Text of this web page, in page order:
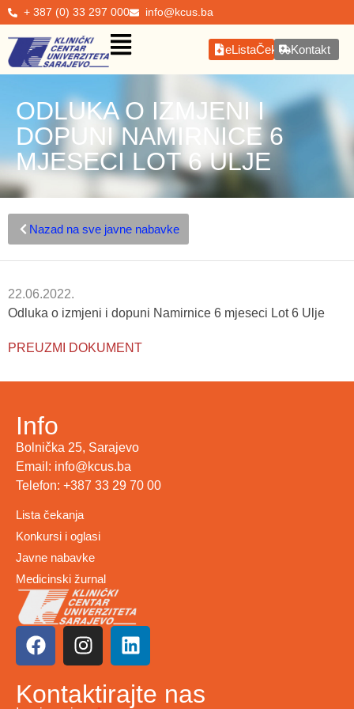
+ 387 (0) 33 297 000 info@kcus.ba
eListaČekanjaKontakt
ODLUKA O IZMJENI I
DOPUNI NAMIRNICE 6
MJESECI LOT 6 ULJE
Nazad na sve javne nabavke
22.06.2022.
Odluka o izmjeni i dopuni Namirnice 6 mjeseci Lot 6 Ulje
PREUZMI DOKUMENT
Info
Bolnička 25, Sarajevo
Email: info@kcus.ba
Telefon: +387 33 29 70 00
Lista čekanja
Konkursi i oglasi
Javne nabavke
Medicinski žurnal
Kontaktirajte nas